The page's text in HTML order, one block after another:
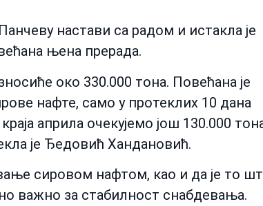
настави са радом и истакла је
њена прерада.
око 330.000 тона. Повећана је
нафте, само у протеклих 10 дана
априла очекујемо још 130.000
је Ђедовић Хандановић.
сировом нафтом, као и да је то
важно за стабилност снабдевања.